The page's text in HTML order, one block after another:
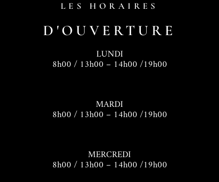
LES HORAIRES
D'OUVERTURE
LUNDI
8h00 / 13h00 – 14h00 /19h00
MARDI
8h00 / 13h00 – 14h00 /19h00
MERCREDI
8h00 / 13h00 – 14h00 /19h00